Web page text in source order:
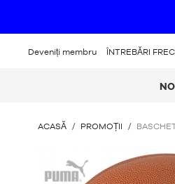
Deveniți membru ÎNTREBĂRI
SUNTEȚI
ACASĂ / PROMOȚII /